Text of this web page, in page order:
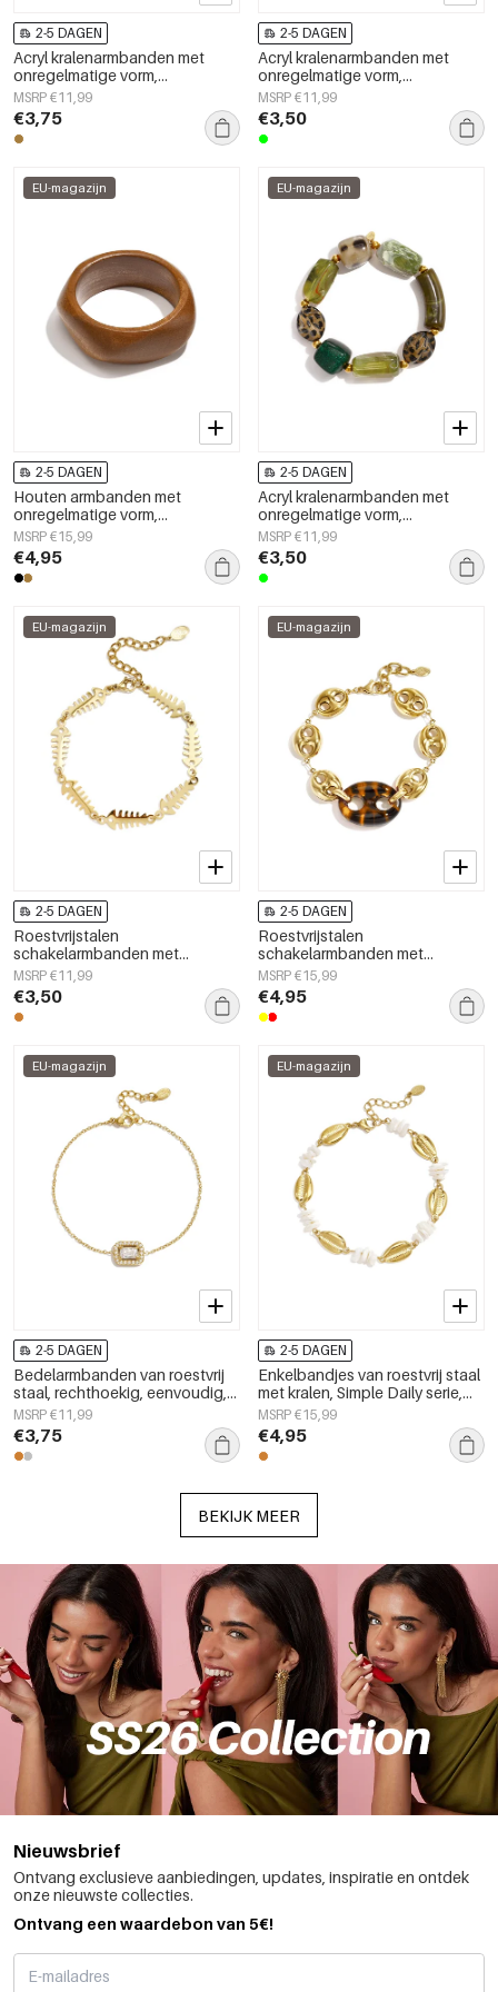
2-5 DAGEN
Acryl kralenarmbanden met
onregelmatige vorm,
eenvoudige, alledaagse serie,
damessieraden
MSRP €11,99
€3,75
2-5 DAGEN
Acryl kralenarmbanden met
onregelmatige vorm,
eenvoudige, alledaagse serie,
damessieraden
MSRP €11,99
€3,50
EU-magazijn
2-5 DAGEN
Houten armbanden met
onregelmatige vorm,
eenvoudige, alledaagse serie,
damessieraden
MSRP €15,99
€4,95
EU-magazijn
2-5 DAGEN
Acryl kralenarmbanden met
onregelmatige vorm,
eenvoudige, alledaagse serie,
damessieraden
MSRP €11,99
€3,50
EU-magazijn
2-5 DAGEN
Roestvrijstalen
schakelarmbanden met
vismotief, eenvoudige
dagelijkse sieradenserie voor
dames.
MSRP €11,99
€3,50
EU-magazijn
2-5 DAGEN
Roestvrijstalen
schakelarmbanden met
geometrische vormen,
eenvoudige, alledaagse serie,
damessieraden
MSRP €15,99
€4,95
EU-magazijn
2-5 DAGEN
Bedelarmbanden van roestvrij
staal, rechthoekig, eenvoudig,
geschikt voor dagelijks gebruik,
Simple Series, damessieraden
MSRP €11,99
€3,75
EU-magazijn
2-5 DAGEN
Enkelbandjes van roestvrij staal
met kralen, Simple Daily serie,
dames sieraden
MSRP €15,99
€4,95
BEKIJK MEER
Nieuwsbrief
Ontvang exclusieve aanbiedingen, updates, inspiratie en ontdek
onze nieuwste collecties.
Ontvang een waardebon van 5€!